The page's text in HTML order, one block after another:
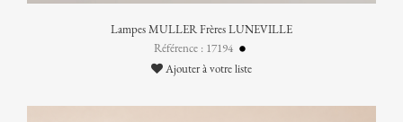
Lampes MULLER Frères LUNEVILLE
Référence : 17194
Ajouter à votre liste